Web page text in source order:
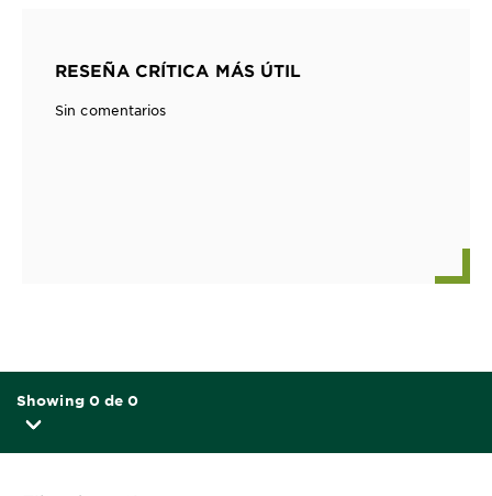
RESEÑA CRÍTICA MÁS ÚTIL
Sin comentarios
Showing 0 de 0